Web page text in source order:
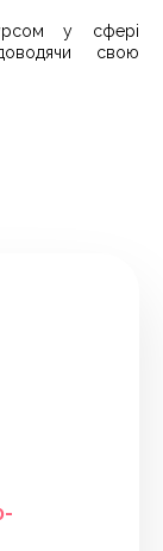
у сфері
свою